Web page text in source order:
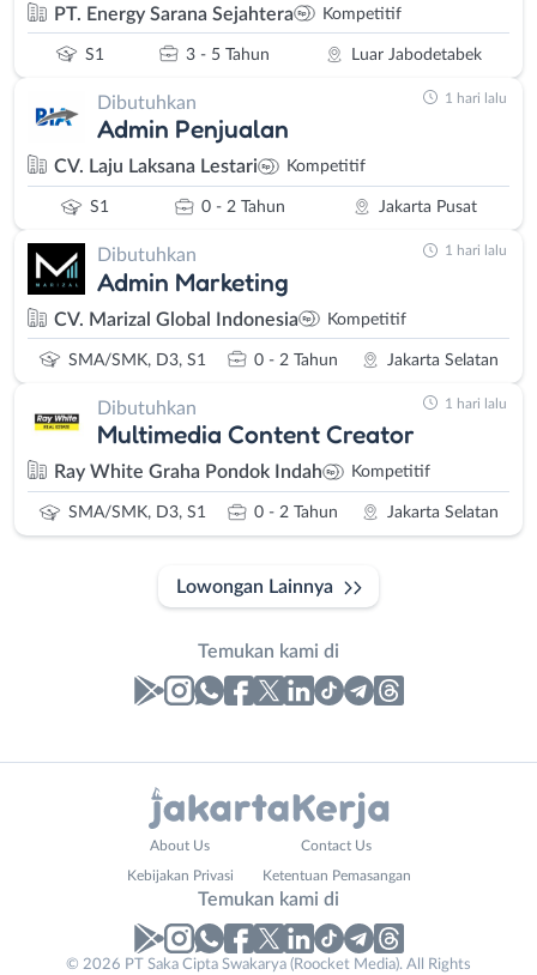
PT. Energy Sarana Sejahtera Kompetitif
S1 3 - 5 Tahun Luar Jabodetabek
Dibutuhkan
Admin Penjualan
CV. Laju Laksana Lestari Kompetitif
S1 0 - 2 Tahun Jakarta Pusat
1 hari lalu
Dibutuhkan
Admin Marketing
CV. Marizal Global Indonesia Kompetitif
SMA/SMK, D3, S1 0 - 2 Tahun Jakarta Selatan
1 hari lalu
Dibutuhkan
Multimedia Content Creator
Ray White Graha Pondok Indah Kompetitif
SMA/SMK, D3, S1 0 - 2 Tahun Jakarta Selatan
1 hari lalu
Lowongan Lainnya
Temukan kami di
No. Telp /
About Us Contact Us
Kebijakan Privasi Ketentuan Pemasangan
Temukan kami di
© 2026 PT Saka Cipta Swakarya (Roocket Media). All Rights